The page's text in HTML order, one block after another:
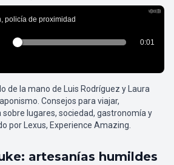
de la mano de Luis Rodríguez y Laura
Consejos para viajar,
lugares, sociedad, gastronomía y
por Lexus, Experience Amazing.
artesanías humildes